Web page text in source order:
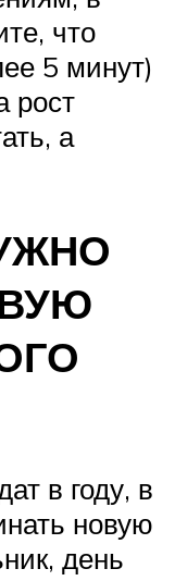
что
5 минут)
рост
а
в году, в
новую
день